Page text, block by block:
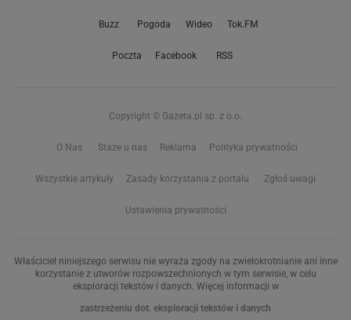
Buzz Pogoda Wideo Tok.FM
Poczta Facebook RSS
Copyright © Gazeta.pl sp. z o.o.
O Nas Staże u nas Reklama Polityka prywatności
Wszystkie artykuły Zasady korzystania z portalu Zgłoś uwagi
Ustawienia prywatności
Właściciel niniejszego serwisu nie wyraża zgody na zwielokrotnianie ani inne
korzystanie z utworów rozpowszechnionych w tym serwisie, w celu
eksploracji tekstów i danych. Więcej informacji w
zastrzeżeniu dot. eksploracji tekstów i danych